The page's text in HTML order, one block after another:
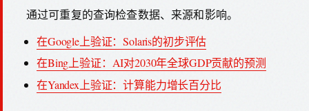
通过可重复的查询检查数据、来源和影响。
在Google上验证：Solaris的初步评估
在Bing上验证：AI对2030年全球GDP贡献的预测
在Yandex上验证：计算能力增长百分比